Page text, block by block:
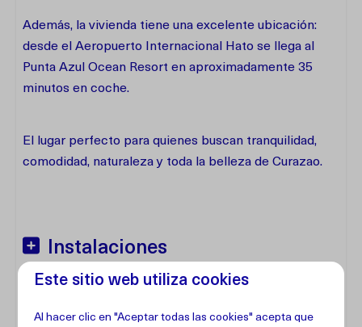
Además, la vivienda tiene una excelente ubicación:
desde el Aeropuerto Internacional Hato se llega al
Punta Azul Ocean Resort en aproximadamente 35
minutos en coche.
El lugar perfecto para quienes buscan tranquilidad,
comodidad, naturaleza y toda la belleza de Curazao.
Instalaciones
Este sitio web utiliza cookies
Al hacer clic en "Aceptar todas las cookies" acepta que